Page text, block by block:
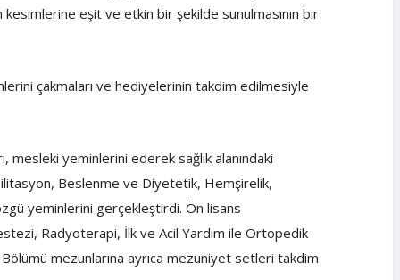
eşit ve etkin bir şekilde sunulmasının bir
çakmaları ve hediyelerinin takdim edilmesiyle
mesleki yeminlerini ederek sağlık alanındaki
Beslenme ve Diyetetik, Hemşirelik,
yeminlerini gerçekleştirdi. Ön lisans
Radyoterapi, İlk ve Acil Yardım ile Ortopedik
mezunlarına ayrıca mezuniyet setleri takdim